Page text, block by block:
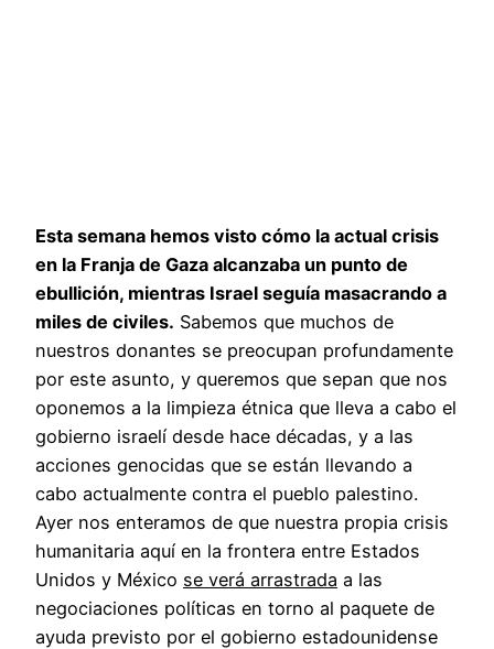
Esta semana hemos visto cómo la actual crisis
en la Franja de Gaza alcanzaba un punto de
ebullición, mientras Israel seguía masacrando a
miles de civiles. Sabemos que muchos de
nuestros donantes se preocupan profundamente
por este asunto, y queremos que sepan que nos
oponemos a la limpieza étnica que lleva a cabo el
gobierno israelí desde hace décadas, y a las
acciones genocidas que se están llevando a
cabo actualmente contra el pueblo palestino.
Ayer nos enteramos de que nuestra propia crisis
humanitaria aquí en la frontera entre Estados
Unidos y México se verá arrastrada a las
negociaciones políticas en torno al paquete de
ayuda previsto por el gobierno estadounidense